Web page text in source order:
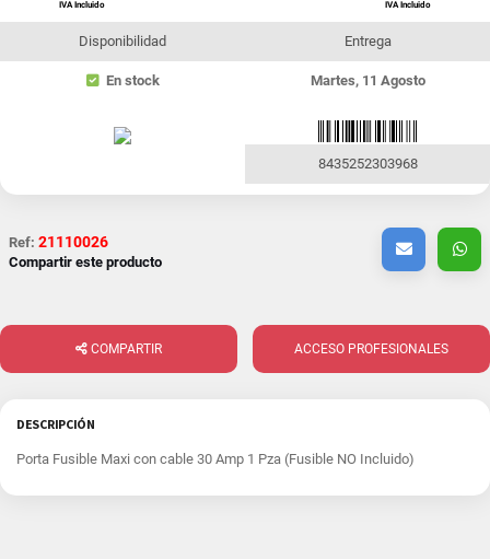
IVA Incluido IVA Incluido
Disponibilidad
En stock
Entrega
Martes, 11 Agosto
8435252303968
Ref: 21110026
Compartir este producto
COMPARTIR ACCESO PROFESIONALES
DESCRIPCIÓN
Porta Fusible Maxi con cable 30 Amp 1 Pza (Fusible NO Incluido)